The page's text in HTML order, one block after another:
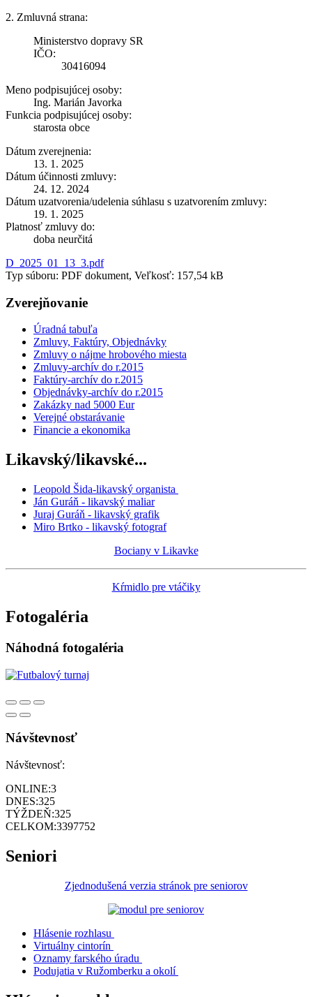
2. Zmluvná strana:
Ministerstvo dopravy SR
IČO:
30416094
Meno podpisujúcej osoby:
Ing. Marián Javorka
Funkcia podpisujúcej osoby:
starosta obce
Dátum zverejnenia:
13. 1. 2025
Dátum účinnosti zmluvy:
24. 12. 2024
Dátum uzatvorenia/udelenia súhlasu s uzatvorením zmluvy:
19. 1. 2025
Platnosť zmluvy do:
doba neurčitá
D_2025_01_13_3.pdf
Typ súboru: PDF dokument, Veľkosť: 157,54 kB
Zverejňovanie
Úradná tabuľa
Zmluvy, Faktúry, Objednávky
Zmluvy o nájme hrobového miesta
Zmluvy-archív do r.2015
Faktúry-archív do r.2015
Objednávky-archív do r.2015
Zakázky nad 5000 Eur
Verejné obstarávanie
Financie a ekonomika
Likavský/likavské...
Leopold Šida-likavský organista
Ján Guráň - likavský maliar
Juraj Guráň - likavský grafik
Miro Brtko - likavský fotograf
Bociany v Likavke
Kŕmidlo pre vtáčiky
Fotogaléria
Náhodná fotogaléria
Návštevnosť
Návštevnosť:
ONLINE:3
DNES:325
TÝŽDEŇ:325
CELKOM:3397752
Seniori
Zjednodušená verzia stránok pre seniorov
Hlásenie rozhlasu
Virtuálny cintorín
Oznamy farského úradu
Podujatia v Ružomberku a okolí